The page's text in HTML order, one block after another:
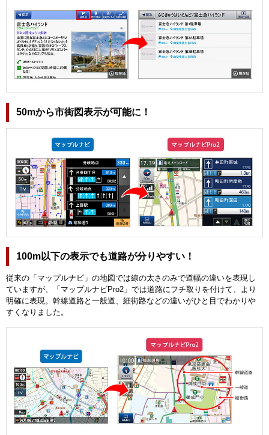
50mから市街図表示が可能に！
100m以下の表示でも道路が分りやすい！
従来の「マップルナビ」の地図では線の太さのみで道幅の違いを表現し
ていますが、「マップルナビPro2」では道路にフチ取りを付けて、より
明確に表現。幹線道路と一般道、細街路などの違いがひと目でわかりや
すくなりました。